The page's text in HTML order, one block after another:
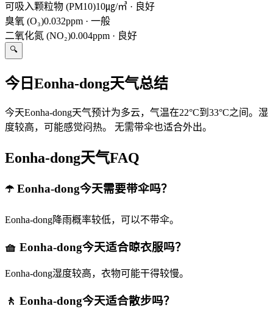
可吸入颗粒物 (PM10)10㎍/㎥ · 良好
臭氧 (O₃)0.032ppm · 一般
二氧化氮 (NO₂)0.004ppm · 良好
🔍
今日Eonha-dong天气总结
今天Eonha-dong天气预计为多云，气温在22°C到33°C之间。湿
度较高，可能感觉闷热。 无需带伞也适合外出。
Eonha-dong天气FAQ
☂️ Eonha-dong今天需要带伞吗？
Eonha-dong降雨概率较低，可以不带伞。
🧺 Eonha-dong今天适合晾衣服吗？
Eonha-dong湿度较高，衣物可能干得较慢。
🚶 Eonha-dong今天适合散步吗？